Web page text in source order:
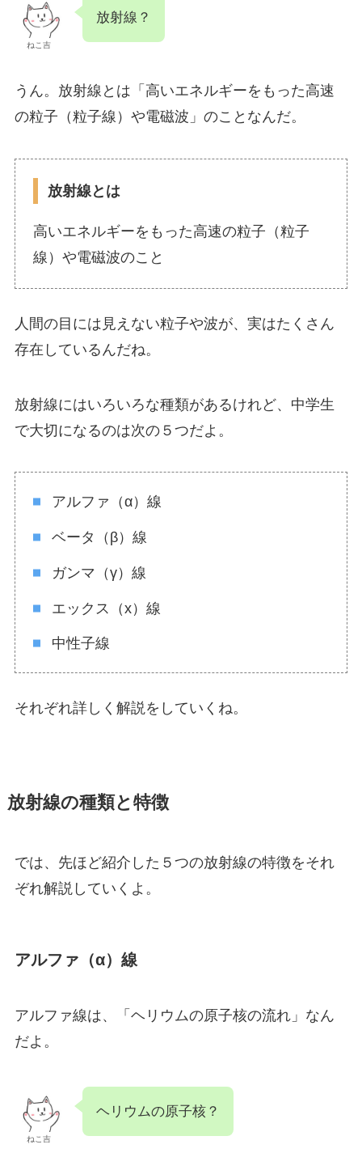
ねこ吉
放射線？
うん。放射線とは「高いエネルギーをもった高速
の粒子（粒子線）や電磁波」のことなんだ。
放射線とは
高いエネルギーをもった高速の粒子（粒子
線）や電磁波のこと
人間の目には見えない粒子や波が、実はたくさん
存在しているんだね。
放射線にはいろいろな種類があるけれど、中学生
で大切になるのは次の５つだよ。
アルファ（α）線
ベータ（β）線
ガンマ（γ）線
エックス（x）線
中性子線
それぞれ詳しく解説をしていくね。
放射線の種類と特徴
では、先ほど紹介した５つの放射線の特徴をそれ
ぞれ解説していくよ。
アルファ（α）線
アルファ線は、「ヘリウムの原子核の流れ」なん
だよ。
ねこ吉
ヘリウムの原子核？